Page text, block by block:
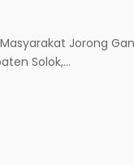
Jorong
Solok,…